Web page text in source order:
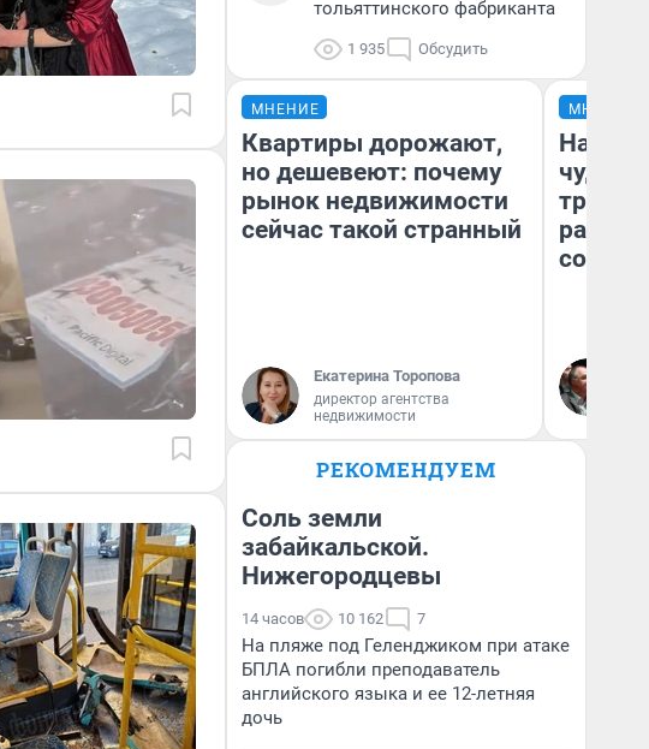
тольяттинского фабриканта
1 935 Обсудить
МНЕНИЕ
Квартиры дорожают,
но дешевеют: почему
рынок недвижимости
сейчас такой странный
Екатерина Торопова
директор агентства
недвижимости
МНЕНИЕ
чудом
РЕКОМЕНДУЕМ
Соль земли
забайкальской.
Нижегородцевы
14 часов 10 162 7
На пляже под Геленджиком при атаке
БПЛА погибли преподаватель
английского языка и ее 12-летняя
дочь